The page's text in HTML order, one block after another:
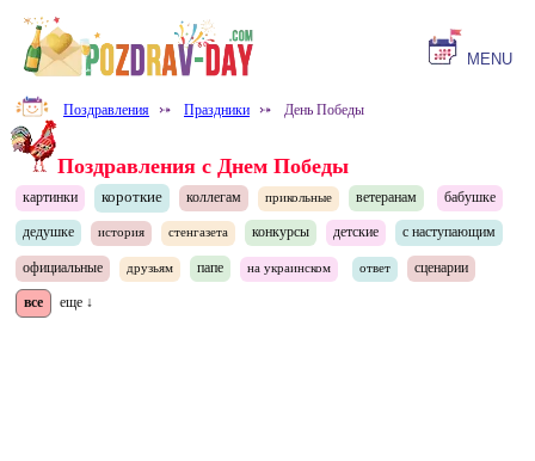
MENU
Поздравления ⤐ Праздники ⤐ День Победы
Поздравления с Днем Победы
картинки короткие коллегам прикольные ветеранам бабушке
дедушке история стенгазета конкурсы детские с наступающим
официальные друзьям папе на украинском ответ сценарии
все еще ↓